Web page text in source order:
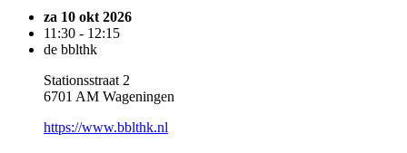
za 10 okt 2026
11:30 - 12:15
de bblthk
Stationsstraat 2
6701 AM Wageningen
https://www.bblthk.nl